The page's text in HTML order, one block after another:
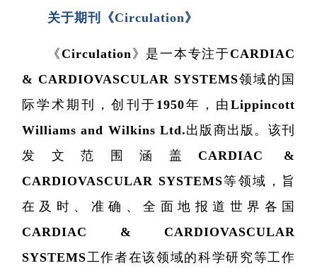
关于期刊《Circulation》
《Circulation》是一本专注于CARDIAC
& CARDIOVASCULAR SYSTEMS领域的国
际学术期刊，创刊于1950年，由Lippincott
Williams and Wilkins Ltd.出版商出版。该刊
发文范围涵盖CARDIAC &
CARDIOVASCULAR SYSTEMS等领域，旨
在及时、准确、全面地报道世界各国
CARDIAC & CARDIOVASCULAR
SYSTEMS工作者在该领域的科学研究等工作